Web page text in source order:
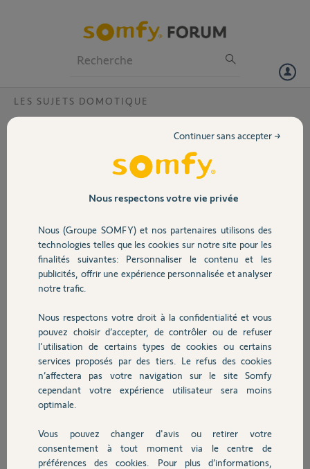
Volet
Sécurité
Domotique
Chauffage
Autres produits
Devis avec un pro
LES SUJETS DOMOTIQUE
Tahoma neuve mais déjà activée ?
Lors de l'installation de mon appareil tahoma serenity, j ai effacé par
erreur ou n'ai jamais reçu le mail de confirmation. J ai recommencé
l'opération mais un message m'indique que cet appareil est déjà
activé. Pourriez-vous faire le nécessaire et me renvoyer ce fameux
1201 4911 1170.
Cordialement.
Salima B.
il y a plus de 8 ans
Participer au fil de discussion
Bonjour Salima,
Nous avons donc supprimer cette box Tahoma, vous pouvez dès à
présent l'activer avec la bonne adresse mail.
Nous respectons votre vie privée
Nous (Groupe SOMFY) et nos partenaires utilisons des
technologies telles que les cookies sur notre site pour les
finalités suivantes: Personnaliser le contenu et les
publicités, offrir une expérience personnalisée et analyser
notre trafic.
Nous respectons votre droit à la confidentialité et vous
pouvez choisir d’accepter, de contrôler ou de refuser
l'utilisation de certains types de cookies ou certains
services proposés par des tiers. Le refus des cookies
n’affectera pas votre navigation sur le site Somfy
cependant votre expérience utilisateur sera moins
optimale.
Vous pouvez changer d'avis ou retirer votre
consentement à tout moment via le centre de
préférences des cookies. Pour plus d’informations,
Continuer sans accepter →